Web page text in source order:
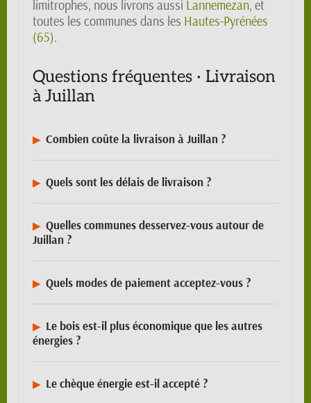
limitrophes, nous livrons aussi Lannemezan, et
toutes les communes dans les Hautes-Pyrénées
(65).
Questions fréquentes · Livraison
à Juillan
Combien coûte la livraison à Juillan ?
Quels sont les délais de livraison ?
Quelles communes desservez-vous autour de
Juillan ?
Quels modes de paiement acceptez-vous ?
Le bois est-il plus économique que les autres
énergies ?
Le chèque énergie est-il accepté ?